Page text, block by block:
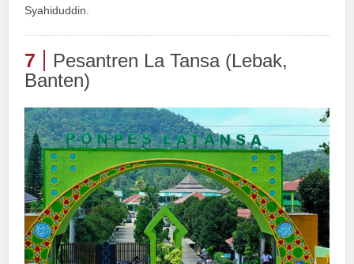
Syahiduddin.
7
Pesantren La Tansa (Lebak,
Banten)